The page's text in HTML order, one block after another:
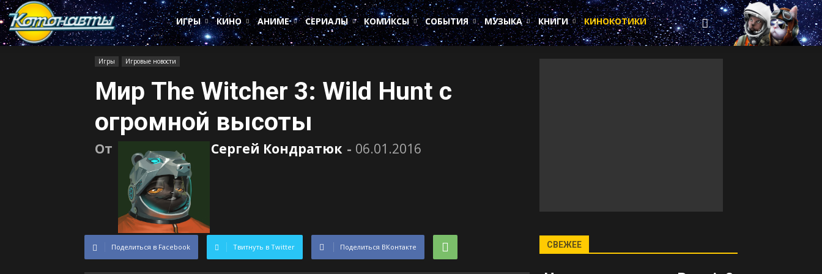
Котонавты
ИГРЫ
КИНО АНИМЕ СЕРИАЛЫ КОМИКСЫ СОБЫТИЯ МУЗЫКА КНИГИ КИНОКОТИКИ
Игры Игровые новости
Мир The Witcher 3: Wild Hunt с
огромной высоты
От Сергей Кондратюк - 06.01.2016
Поделиться в Facebook Твитнуть в Twitter Поделиться ВКонтакте СВЕЖЕЕ